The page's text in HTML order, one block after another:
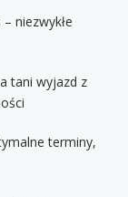
niezwykłe
tani wyjazd z
terminy,